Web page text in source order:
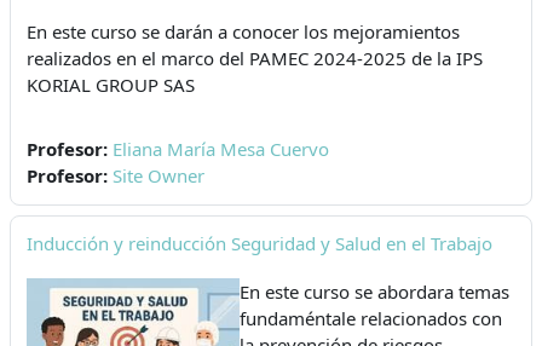
En este curso se darán a conocer los mejoramientos
realizados en el marco del PAMEC 2024-2025 de la IPS
KORIAL GROUP SAS
Profesor: Eliana María Mesa Cuervo
Profesor: Site Owner
Inducción y reinducción Seguridad y Salud en el Trabajo
En este curso se abordara temas
fundaméntale relacionados con